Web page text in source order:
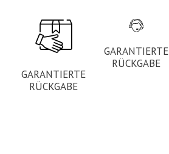
GARANTIERTE
RÜCKGABE
GARANTIERTE
RÜCKGABE